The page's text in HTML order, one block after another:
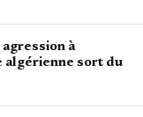
à
algérienne sort du